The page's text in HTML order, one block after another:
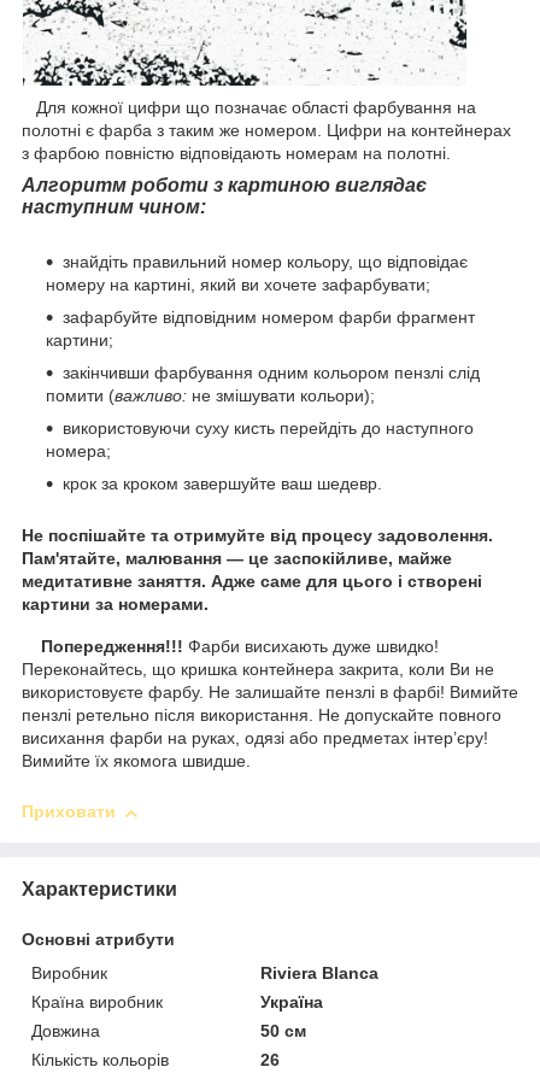
Для кожної цифри що позначає області фарбування на
полотні є фарба з таким же номером. Цифри на контейнерах
з фарбою повністю відповідають номерам на полотні.
Алгоритм роботи з картиною виглядає
наступним чином:
знайдіть правильний номер кольору, що відповідає
номеру на картині, який ви хочете зафарбувати;
зафарбуйте відповідним номером фарби фрагмент
картини;
закінчивши фарбування одним кольором пензлі слід
помити (важливо: не змішувати кольори);
використовуючи суху кисть перейдіть до наступного
номера;
крок за кроком завершуйте ваш шедевр.
Не поспішайте та отримуйте від процесу задоволення.
Пам'ятайте, малювання — це заспокійливе, майже
медитативне заняття. Адже саме для цього і створені
картини за номерами.
Попередження!!! Фарби висихають дуже швидко!
Переконайтесь, що кришка контейнера закрита, коли Ви не
використовуєте фарбу. Не залишайте пензлі в фарбі! Вимийте
пензлі ретельно після використання. Не допускайте повного
висихання фарби на руках, одязі або предметах інтер’єру!
Вимийте їх якомога швидше.
Приховати
Характеристики
Основні атрибути
Виробник
Riviera Blanca
Країна виробник
Україна
Довжина
50 см
Кількість кольорів
26